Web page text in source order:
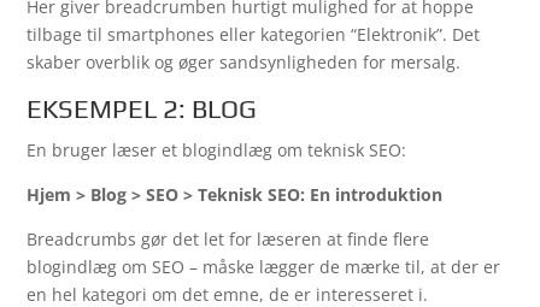
Her giver breadcrumben hurtigt mulighed for at hoppe
tilbage til smartphones eller kategorien “Elektronik”. Det
skaber overblik og øger sandsynligheden for mersalg.
EKSEMPEL 2: BLOG
En bruger læser et blogindlæg om teknisk SEO:
Hjem > Blog > SEO > Teknisk SEO: En introduktion
Breadcrumbs gør det let for læseren at finde flere
blogindlæg om SEO – måske lægger de mærke til, at der er
en hel kategori om det emne, de er interesseret i.